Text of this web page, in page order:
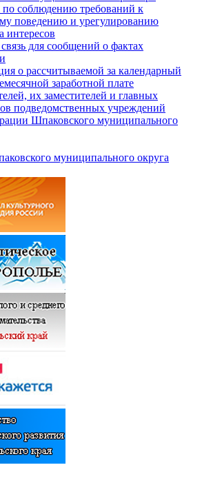
соблюдению требований к
поведению и урегулированию
интересов
для сообщений о фактах
о рассчитываемой за календарный
заработной плате
их заместителей и главных
подведомственных учреждений
Шпаковского муниципального
муниципального округа